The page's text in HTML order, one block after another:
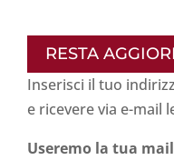
RESTA
Inserisci il tuo
e ricevere via e-mail
Useremo la tua